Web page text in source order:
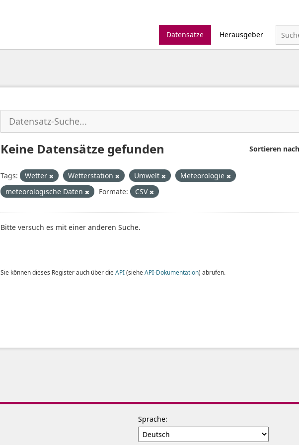
Datensätze
Herausgeber
Sortieren nach
Keine Datensätze gefunden
Tags: Wetter Wetterstation Umwelt
Meteorologie
meteorologische Daten
Formate: CSV
Bitte versuch es mit einer anderen Suche.
Sie können dieses Register auch über die API(siehe API-Dokumentation) abrufen.
Sprache